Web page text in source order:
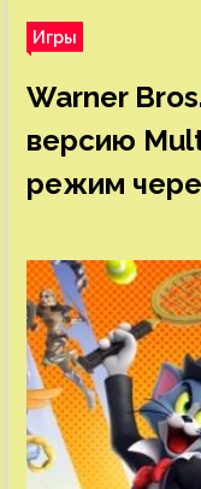
Игры
Warner
версию
режим